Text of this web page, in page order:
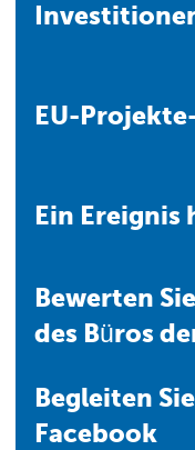
EU-
Ein
Bewerten Sie die Arbeit
des Büros
Begleiten Sie uns auf
Facebook